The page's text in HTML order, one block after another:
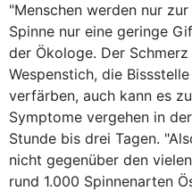
"Menschen werden nur
Spinne nur eine geringe
der Ökologe. Der
Wespenstich, die
verfärben, auch kann es
Symptome vergehen in
Stunde bis drei Tagen.
nicht gegenüber den
rund 1.000 Spinnenarten